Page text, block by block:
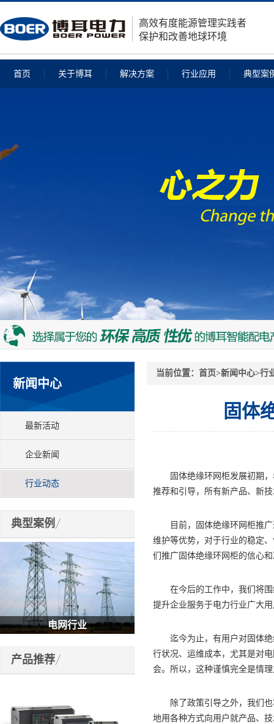
高效有度能源管理实践者
保护和改善地球环境
首页 关于博耳 解决方案 行业应用 典型案
新闻中心
最新活动
企业新闻
行业动态
典型案例
电网行业
产品推荐
当前位置： 首页>新闻中心>行
固体
固体绝缘环网柜发展初期，
推荐和引导，所有新产品、新
目前，固体绝缘环网柜推广
维护等优势，对于行业的稳定
们推广固体绝缘环网柜的信心
在今后的工作中，我们将围
提升企业服务于电力行业广大
迄今为止，有用户对固体绝
行状况、运维成本，尤其是对
会。所以，这种谨慎完全是情
除了政策引导之外，我们也
地用各种方式向用户就产品、